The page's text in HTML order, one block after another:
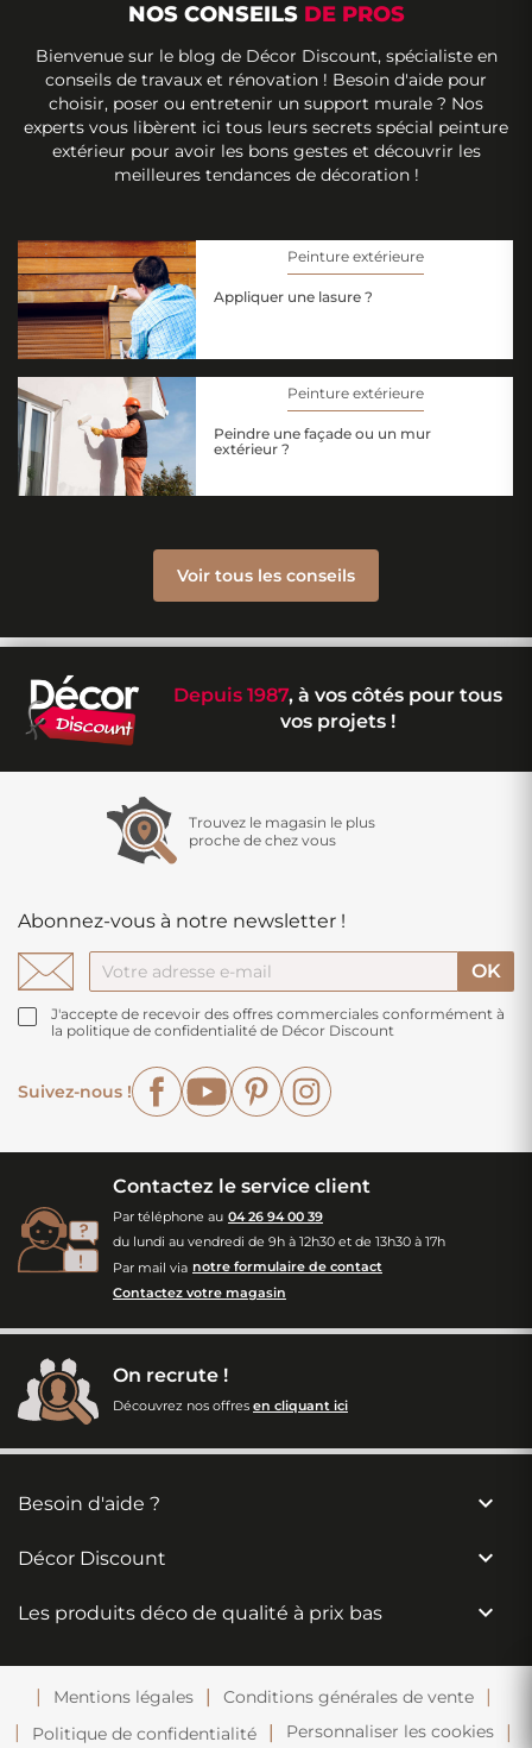
NOS CONSEILS DE PROS
Bienvenue sur le blog de Décor Discount, spécialiste en
conseils de travaux et rénovation ! Besoin d'aide pour
choisir, poser ou entretenir un support murale ? Nos
experts vous libèrent ici tous leurs secrets spécial peinture
extérieur pour avoir les bons gestes et découvrir les
meilleures tendances de décoration !
Peinture extérieure
Appliquer une lasure ?
Peinture extérieure
Peindre une façade ou un mur
extérieur ?
Voir tous les conseils
Depuis 1987, à vos côtés pour tous
vos projets !
Trouvez le magasin le plus
proche de chez vous
Abonnez-vous à notre newsletter !
J'accepte de recevoir des offres commerciales conformément à
la politique de confidentialité de Décor Discount
Suivez-nous !
FacebookYouTubePinterest
Contactez le service client
Par téléphone au 04 26 94 00 39
du lundi au vendredi de 9h à 12h30 et de 13h30 à 17h
Par mail via notre formulaire de contact
Contactez votre magasin
On recrute !
Découvrez nos offres en cliquant ici
Besoin d'aide ? 
Décor Discount 
Les produits déco de qualité à prix bas 
Mentions légales
Conditions générales de vente
Politique de confidentialité
Personnaliser les cookies